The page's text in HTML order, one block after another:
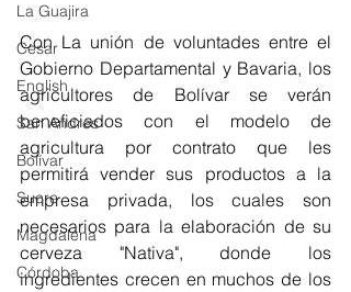
La Guajira
Cesar
English
San Andres
Bolívar
Sucre
Magdalena
Córdoba
Con La unión de voluntades entre el
Gobierno Departamental y Bavaria, los
agricultores de Bolívar se verán
beneficiados con el modelo de
agricultura por contrato que les
permitirá vender sus productos a la
empresa privada, los cuales son
necesarios para la elaboración de su
cerveza "Nativa", donde los
ingredientes crecen en muchos de los